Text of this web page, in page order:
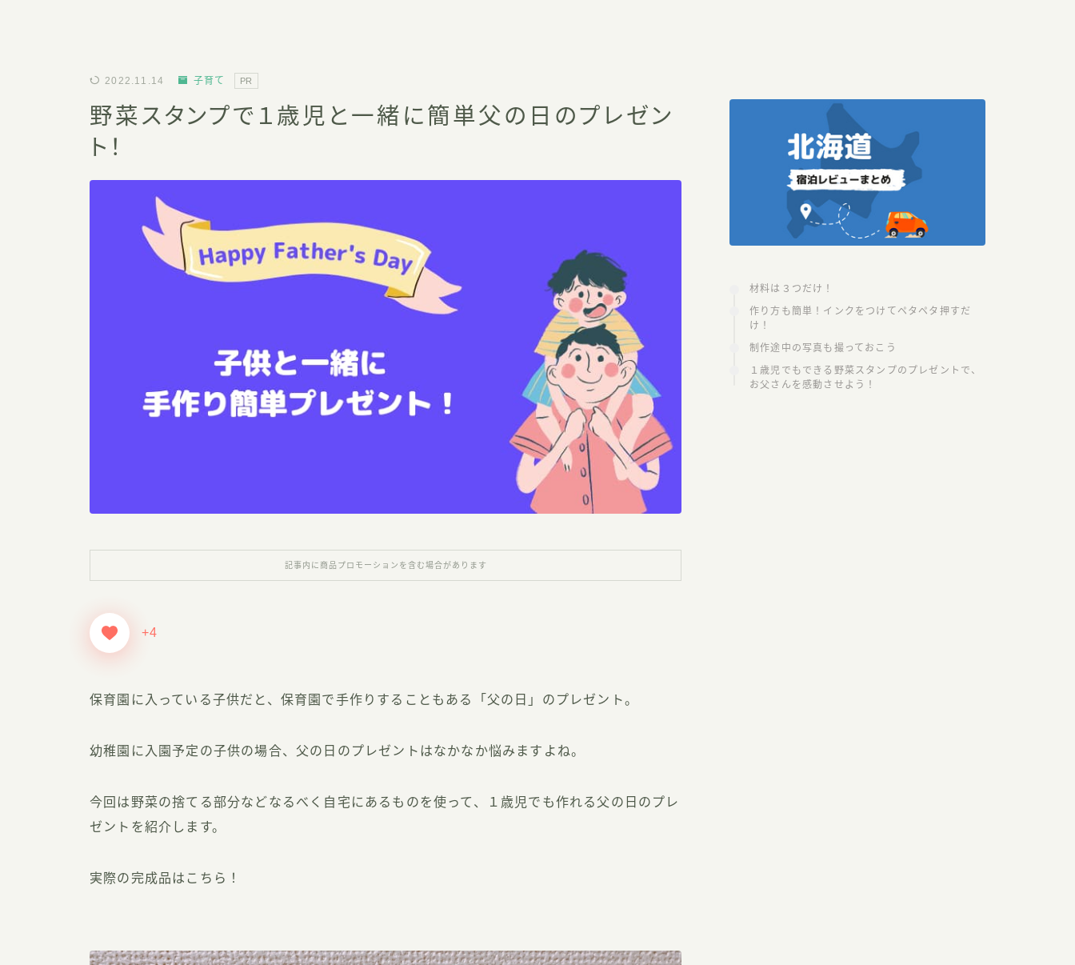
2022.11.14 子育て PR
野菜スタンプで１歳児と一緒に簡単父の日のプレゼン
ト！
記事内に商品プロモーションを含む場合があります
+4
保育園に入っている子供だと、保育園で手作りすることもある「父の日」のプレゼント。
幼稚園に入園予定の子供の場合、父の日のプレゼントはなかなか悩みますよね。
今回は野菜の捨てる部分などなるべく自宅にあるものを使って、１歳児でも作れる父の日のプレ
ゼントを紹介します。
実際の完成品はこちら！
材料は３つだけ！
作り方も簡単！インクをつけてペタペタ押すだ
け！
制作途中の写真も撮っておこう
１歳児でもできる野菜スタンプのプレゼントで、
お父さんを感動させよう！